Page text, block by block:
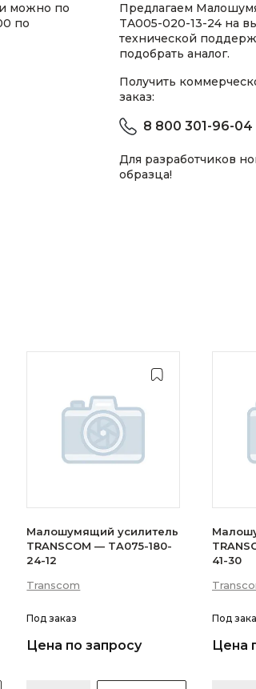
можно по
по
Предлагаем
TA005-020-13-24 на
технической
подобрать аналог.
Получить
заказ:
8 800 301-96-04
Для разработчиков
образца!
Малошумящий усилитель
TRANSCOM — TA075-180-
24-12
Transcom
Под заказ
Цена по запросу
41-30
Под
Цена